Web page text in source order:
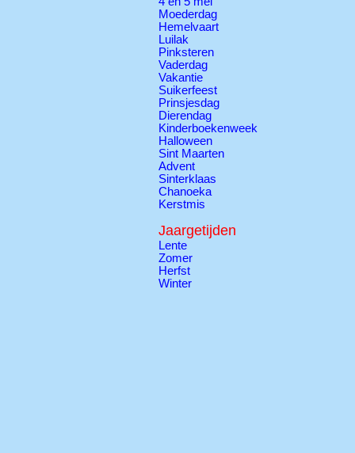
Moederdag
Hemelvaart
Luilak
Pinksteren
Vaderdag
Vakantie
Suikerfeest
Prinsjesdag
Dierendag
Kinderboekenweek
Halloween
Sint Maarten
Advent
Sinterklaas
Chanoeka
Kerstmis
Jaargetijden
Lente
Zomer
Herfst
Winter